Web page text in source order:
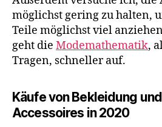
möglichst gering zu halten,
Teile möglichst viel
geht die Modemathematik,
Tragen, schneller auf.
Käufe von Bekleidung
Accessoires in 2020